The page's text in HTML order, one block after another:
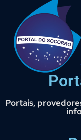
Portais,